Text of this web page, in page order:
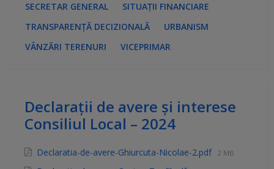
SECRETAR GENERAL
SITUAȚII FINANCIARE
TRANSPARENȚĂ DECIZIONALĂ
URBANISM
VÂNZĂRI TERENURI
VICEPRIMAR
Declarații de avere și interese
Consiliul Local – 2024
Declaratia-de-avere-Ghiurcuta-Nicolae-2.pdf 2 MB